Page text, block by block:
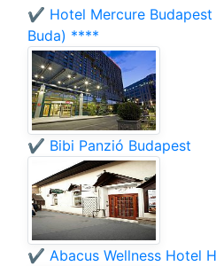
✔️ Hotel Mercure Budapest
Buda) ****
✔️ Bibi Panzió Budapest
✔️ Abacus Wellness Hotel